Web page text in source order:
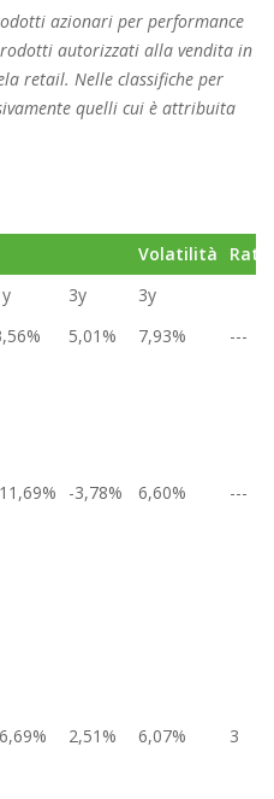
azionari per performance
autorizzati alla vendita in
retail. Nelle classifiche per
quelli cui è attribuita
Volatilità
3y
3y
5,01% 7,93% ---
-3,78% 6,60% ---
2,51% 6,07% 3